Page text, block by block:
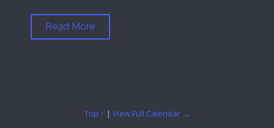
Read More
Top ↑ | View Full Calendar →